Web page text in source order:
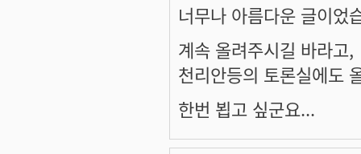
너무나 아름다운 글이었
계속 올려주시길 바라고,
천리안등의 토론실에도
한번 뵙고 싶군요...